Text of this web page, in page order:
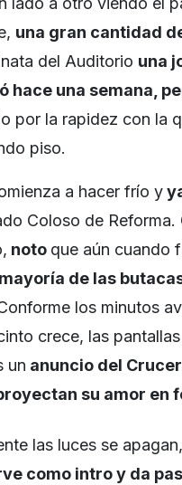
una gran cantidad
del Auditorio una
hace una semana,
por la rapidez con la
piso.
a hacer frío y
Coloso de
noto que aún cuando
de las
los minutos
crece, las
un anuncio del
su amor en
las luces se apagan,
como intro y da